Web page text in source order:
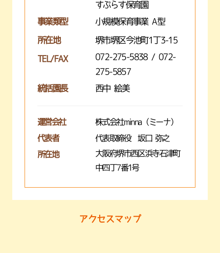
すぷらす保育園
事業類型
小規模保育事業 A型
所在地 堺市堺区今池町1丁3-15
TEL/FAX
072-275-5838 / 072-
275-5857
統括園長
西中 絵美
運営会社 株式会社minna（ミーナ）
代表者 代表取締役 坂口 弥之
所在地
大阪府堺市西区浜寺石津町
中四丁7番1号
アクセスマップ